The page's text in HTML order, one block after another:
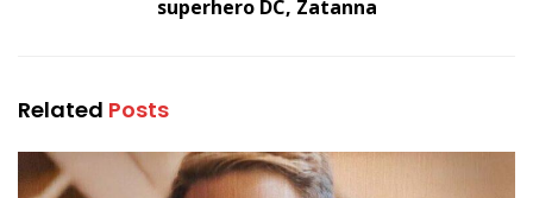
superhero DC, Zatanna
Related Posts